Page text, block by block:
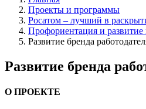
Проекты и программы
Росатом – лучший в
Профориентация и
Развитие бренда
Развитие бренда
О ПРОЕКТЕ